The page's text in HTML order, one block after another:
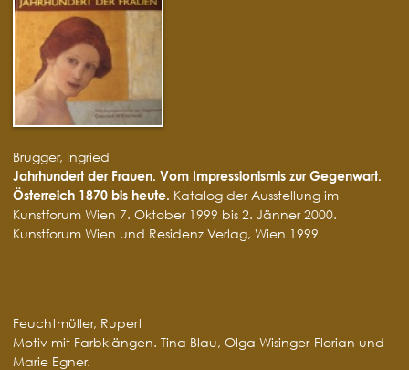
Brugger, Ingried
Jahrhundert der Frauen. Vom Impressionismis zur Gegenwart.
Österreich 1870 bis heute. Katalog der Ausstellung im
Kunstforum Wien 7. Oktober 1999 bis 2. Jänner 2000.
Kunstforum Wien und Residenz Verlag, Wien 1999
Feuchtmüller, Rupert
Motiv mit Farbklängen. Tina Blau, Olga Wisinger-Florian und
Marie Egner.